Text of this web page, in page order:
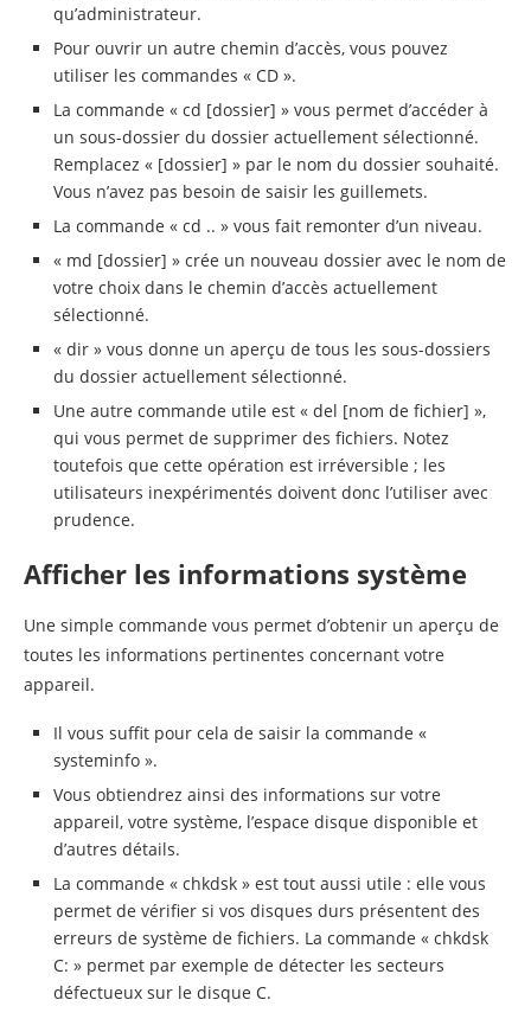
qu’administrateur.
Pour ouvrir un autre chemin d’accès, vous pouvez
utiliser les commandes « CD ».
La commande « cd [dossier] » vous permet d’accéder à
un sous-dossier du dossier actuellement sélectionné.
Remplacez « [dossier] » par le nom du dossier souhaité.
Vous n’avez pas besoin de saisir les guillemets.
La commande « cd .. » vous fait remonter d’un niveau.
« md [dossier] » crée un nouveau dossier avec le nom de
votre choix dans le chemin d’accès actuellement
sélectionné.
« dir » vous donne un aperçu de tous les sous-dossiers
du dossier actuellement sélectionné.
Une autre commande utile est « del [nom de fichier] »,
qui vous permet de supprimer des fichiers. Notez
toutefois que cette opération est irréversible ; les
utilisateurs inexpérimentés doivent donc l’utiliser avec
prudence.
Afficher les informations système
Une simple commande vous permet d’obtenir un aperçu de
toutes les informations pertinentes concernant votre
appareil.
Il vous suffit pour cela de saisir la commande «
systeminfo ».
Vous obtiendrez ainsi des informations sur votre
appareil, votre système, l’espace disque disponible et
d’autres détails.
La commande « chkdsk » est tout aussi utile : elle vous
permet de vérifier si vos disques durs présentent des
erreurs de système de fichiers. La commande « chkdsk
C: » permet par exemple de détecter les secteurs
défectueux sur le disque C.